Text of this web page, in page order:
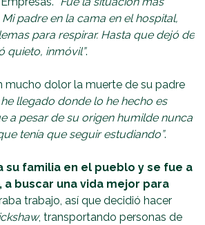
padre en la cama en el hospital,
para respirar. Hasta que dejó de
quieto, inmóvil”.
mucho dolor la muerte de su padre
he llegado donde lo he hecho es
a pesar de su origen humilde nunca
tenía que seguir estudiando”.
su familia en el pueblo y se fue a
a buscar una vida mejor para
trabajo, así que decidió hacer
, transportando personas de